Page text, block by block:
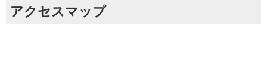
アクセスマップ